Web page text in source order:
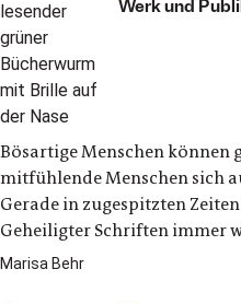
Werk und
Bösartige Menschen können
mitfühlende Menschen sich
Gerade in zugespitzten
Geheiligter Schriften immer
Marisa Behr